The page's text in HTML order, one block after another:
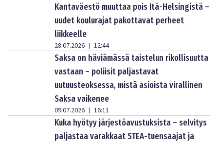
Kantaväestö muuttaa pois Itä-Helsingistä –
uudet koulurajat pakottavat perheet
liikkeelle
28.07.2026 | 12:44
Saksa on häviämässä taistelun rikollisuutta
vastaan – poliisit paljastavat
uutuusteoksessa, mistä asioista virallinen
Saksa vaikenee
09.07.2026 | 16:11
Kuka hyötyy järjestöavustuksista – selvitys
paljastaa varakkaat STEA-tuensaajat ja